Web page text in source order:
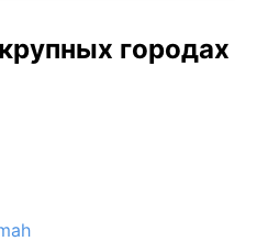
городах